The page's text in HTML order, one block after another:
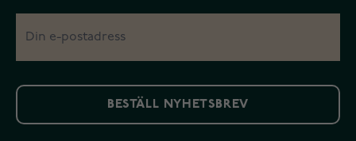
BESTÄLL NYHETSBREV